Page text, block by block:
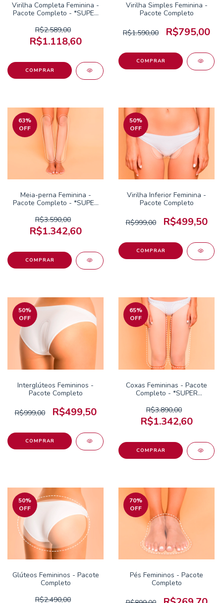
Virilha Completa Feminina -
Pacote Completo - *SUPER
R$2.589,00
R$1.118,60
Virilha Simples Feminina -
Pacote Completo
R$1.590,00 R$795,00
63%
OFF
Meia-perna Feminina -
Pacote Completo - *SUPER
R$3.590,00
R$1.342,60
50%
OFF
Virilha Inferior Feminina -
Pacote Completo
R$999,00 R$499,50
50%
OFF
Interglúteos Femininos -
Pacote Completo
R$999,00 R$499,50
65%
OFF
Coxas Femininas - Pacote
Completo - *SUPER
R$3.890,00
R$1.342,60
50%
OFF
Glúteos Femininos - Pacote
Completo
R$2.490,00
70%
OFF
Pés Femininos - Pacote
Completo